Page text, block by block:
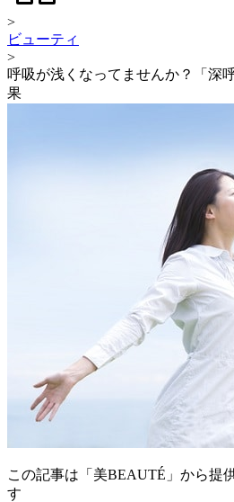
>
ビューティ
>
呼吸が浅くなってませんか？「深
果
この記事は「美BEAUTÉ」から提
す